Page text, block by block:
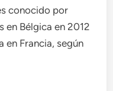
conocido por
en Bélgica en 2012
en Francia, según